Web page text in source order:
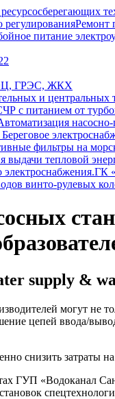
регулированияРемонт
питание
ГРЭС, ЖКХ
и центральных
с питанием от
фильтры на
тепловой
ГК
винто-рулевых
supply &
могут не
цепей ввода/
снизить затраты
ГУП «Водоканал